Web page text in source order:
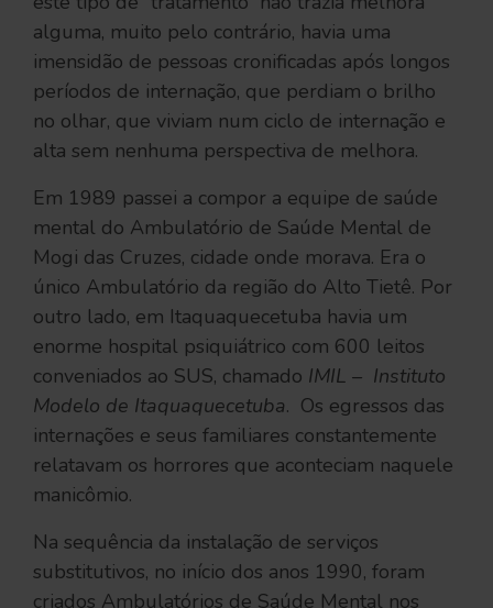
alguma, muito pelo contrário, havia uma
imensidão de pessoas cronificadas após longos
períodos de internação, que perdiam o brilho
no olhar, que viviam num ciclo de internação e
alta sem nenhuma perspectiva de melhora.
Em 1989 passei a compor a equipe de saúde
mental do Ambulatório de Saúde Mental de
Mogi das Cruzes, cidade onde morava. Era o
único Ambulatório da região do Alto Tietê. Por
outro lado, em Itaquaquecetuba havia um
enorme hospital psiquiátrico com 600 leitos
conveniados ao SUS, chamado IMIL – Instituto
Modelo de Itaquaquecetuba. Os egressos das
internações e seus familiares constantemente
relatavam os horrores que aconteciam naquele
manicômio.
Na sequência da instalação de serviços
substitutivos, no início dos anos 1990, foram
criados Ambulatórios de Saúde Mental nos